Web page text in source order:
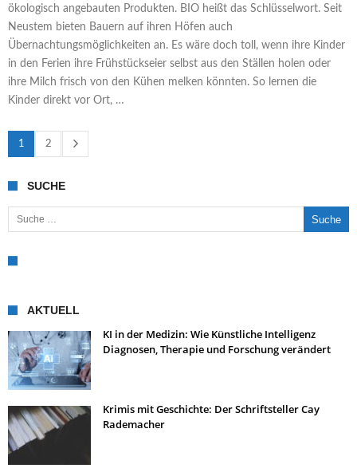
ökologisch angebauten Produkten. BIO heißt das Schlüsselwort. Seit
Neustem bieten Bauern auf ihren Höfen auch
Übernachtungsmöglichkeiten an. Es wäre doch toll, wenn ihre Kinder
in den Ferien ihre Frühstückseier selbst aus den Ställen holen oder
ihre Milch frisch von den Kühen melken könnten. So lernen die
Kinder direkt vor Ort, …
1 2
SUCHE
Suche nach:
AKTUELL
KI in der Medizin: Wie Künstliche Intelligenz
Diagnosen, Therapie und Forschung verändert
Krimis mit Geschichte: Der Schriftsteller Cay
Rademacher